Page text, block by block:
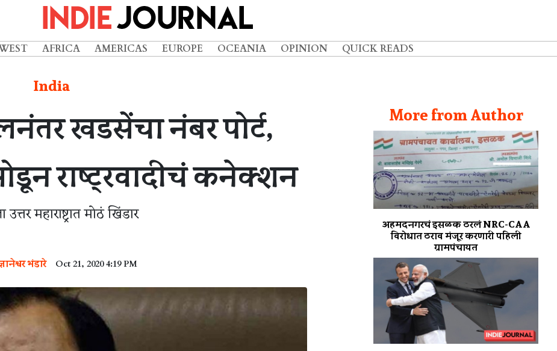
AFRICA AMERICAS EUROPE OCEANIA OPINION QUICK READS
India
खडसेंचा नंबर पोर्ट,
राष्ट्रवादीचं कनेक्शन
महाराष्ट्रात मोठं खिंडार
भंडारे Oct 21, 2020 4:19 PM
More from Author
अहमदनगरचं इसळक ठरलं NRC-CAA
विरोधात ठराव मंजूर करणारी पहिली
ग्रामपंचायत